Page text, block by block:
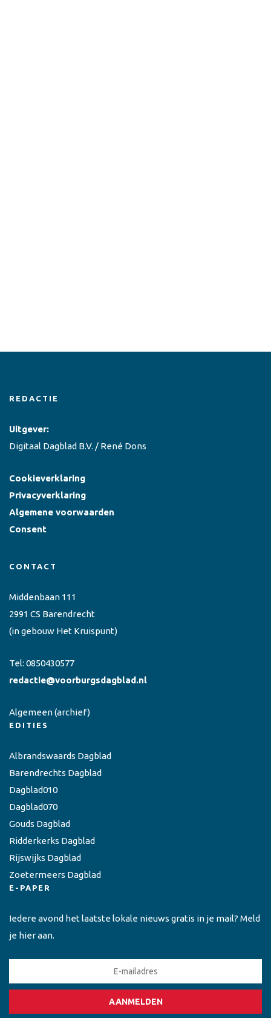
REDACTIE
Uitgever:
Digitaal Dagblad B.V. / René Dons
Cookieverklaring
Privacyverklaring
Algemene voorwaarden
Consent
CONTACT
Middenbaan 111
2991 CS Barendrecht
(in gebouw Het Kruispunt)
Tel: 0850430577
redactie@voorburgsdagblad.nl
Algemeen(archief)
EDITIES
Albrandswaards Dagblad
Barendrechts Dagblad
Dagblad010
Dagblad070
Gouds Dagblad
Ridderkerks Dagblad
Rijswijks Dagblad
Zoetermeers Dagblad
E-PAPER
Iedere avond het laatste lokale nieuws gratis in je mail? Meld
je hier aan.